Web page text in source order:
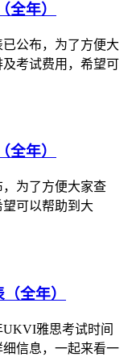
全年）
公布，为了方便大
考试费用，希望可
全年）
，为了方便大家查
可以帮助到大
全年）
UKVI雅思考试时间
信息，一起来看一